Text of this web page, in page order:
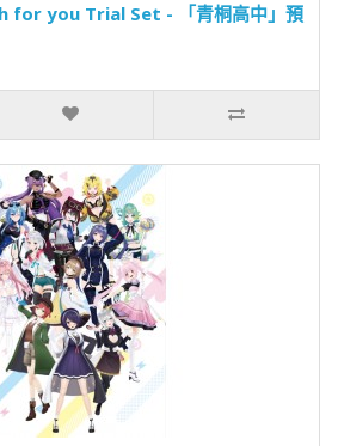
for you Trial Set - 「青桐高中」預